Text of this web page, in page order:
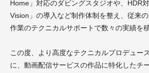
Home」対応のダビングスタジオや、HDR
Vision」の導入など制作体制を整え、従来
作業のテクニカルサポートで数々の実績を
この度、より高度なテクニカルプロデュー
に、動画配信サービスの作品に特化したチ